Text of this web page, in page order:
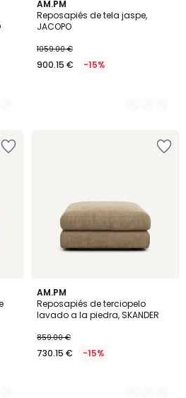
AM.PM
Reposapiés de tela jaspe,
JACOPO
1059.00 €
900.15 € -15%
4
Colores
AM.PM
Reposapiés de terciopelo
lavado a la piedra, SKANDER
859.00 €
730.15 € -15%
3
Colores